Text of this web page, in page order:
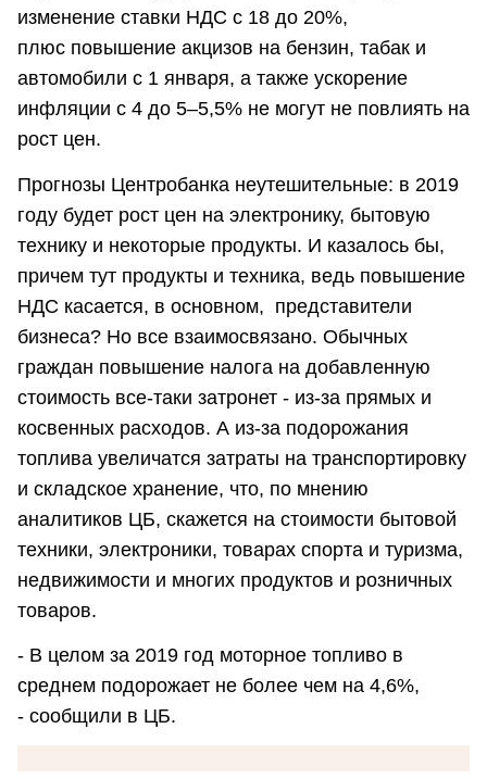
изменение ставки НДС с 18 до 20%,
плюс повышение акцизов на бензин, табак и
автомобили с 1 января, а также ускорение
инфляции с 4 до 5–5,5% не могут не повлиять на
рост цен.
Прогнозы Центробанка неутешительные: в 2019
году будет рост цен на электронику, бытовую
технику и некоторые продукты. И казалось бы,
причем тут продукты и техника, ведь повышение
НДС касается, в основном, представители
бизнеса? Но все взаимосвязано. Обычных
граждан повышение налога на добавленную
стоимость все-таки затронет - из-за прямых и
косвенных расходов. А из-за подорожания
топлива увеличатся затраты на транспортировку
и складское хранение, что, по мнению
аналитиков ЦБ, скажется на стоимости бытовой
техники, электроники, товарах спорта и туризма,
недвижимости и многих продуктов и розничных
товаров.
- В целом за 2019 год моторное топливо в
среднем подорожает не более чем на 4,6%,
- сообщили в ЦБ.